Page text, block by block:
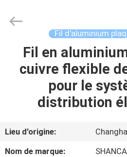
APERÇU
PRODUITS
VR
Cable
(Group)
Fil d'aluminium
Fil en
cuivre flexible
pour le
distribution
Lieu d'origine:
Nom de marque: